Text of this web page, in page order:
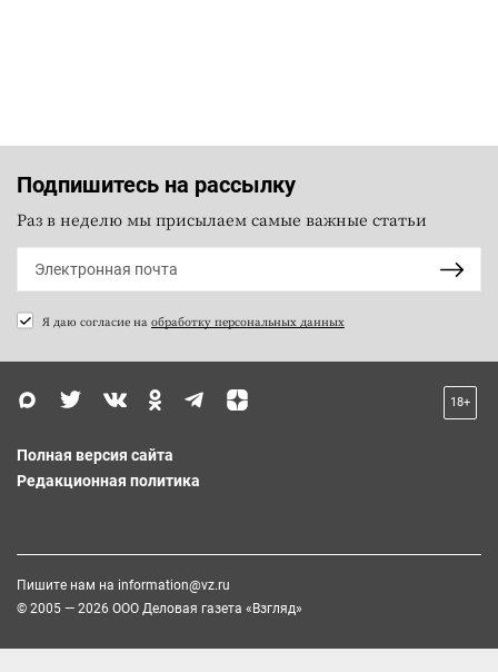
Подпишитесь на рассылку
Раз в неделю мы присылаем самые важные статьи
Я даю согласие на обработку персональных данных
18+
Полная версия сайта
Редакционная политика
Пишите нам на information@vz.ru
© 2005 — 2026 ООО Деловая газета «Взгляд»